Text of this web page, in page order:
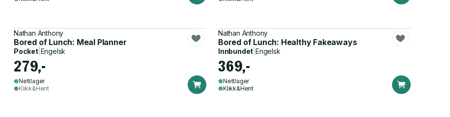
Nathan Anthony
Bored of Lunch: Meal Planner
Pocket| Engelsk
279,-
Nettlager
Klikk&Hent
Nathan Anthony
Bored of Lunch: Healthy Fakeaways
Innbundet |Engelsk
369,-
Nettlager
Klikk&Hent